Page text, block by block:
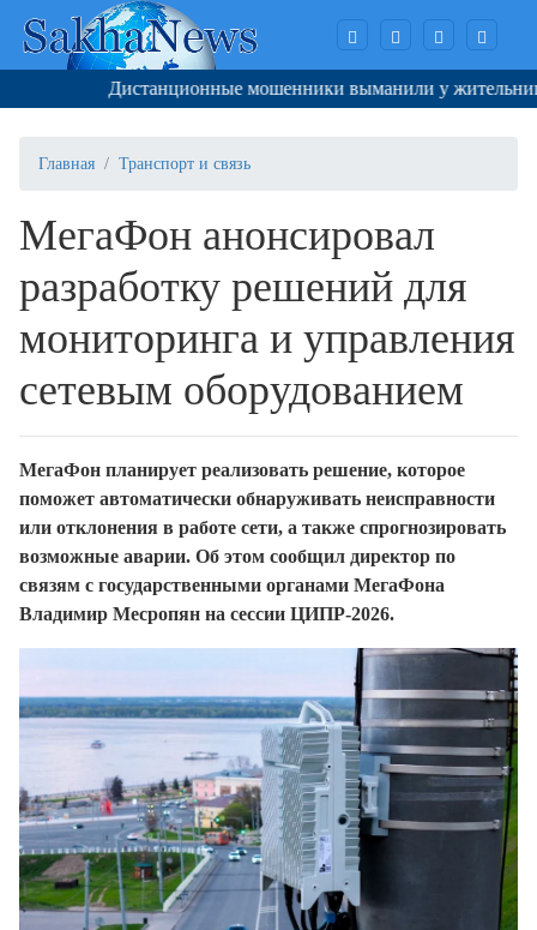
Дистанционные мошенники выманили у жительницы
Главная Транспорт и связь
МегаФон анонсировал
разработку решений для
мониторинга и управления
сетевым оборудованием
МегаФон планирует реализовать решение, которое
поможет автоматически обнаруживать неисправности
или отклонения в работе сети, а также спрогнозировать
возможные аварии. Об этом сообщил директор по
связям с государственными органами МегаФона
Владимир Месропян на сессии ЦИПР-2026.